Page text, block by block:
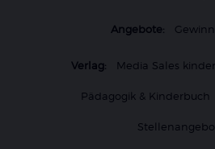
Angebote:
Verlag: Media Sales
Pädagogik & Kinderbuch